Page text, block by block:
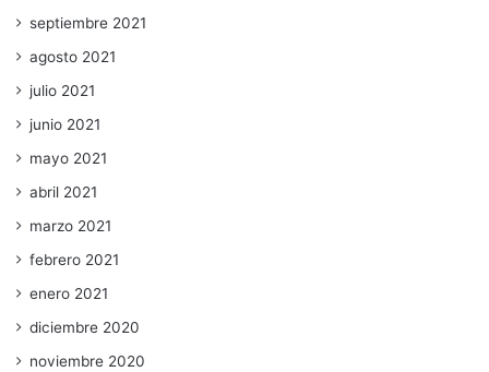
septiembre 2021
agosto 2021
julio 2021
junio 2021
mayo 2021
abril 2021
marzo 2021
febrero 2021
enero 2021
diciembre 2020
noviembre 2020